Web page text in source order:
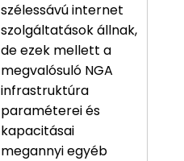
szélessávú internet
szolgáltatások állnak,
de ezek mellett a
megvalósuló NGA
infrastruktúra
paraméterei és
kapacitásai
megannyi egyéb